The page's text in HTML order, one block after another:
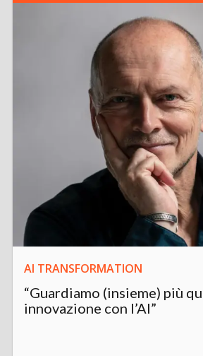
AI TRANSFORMATION
“Guardiamo (insieme) più
innovazione con l’AI”